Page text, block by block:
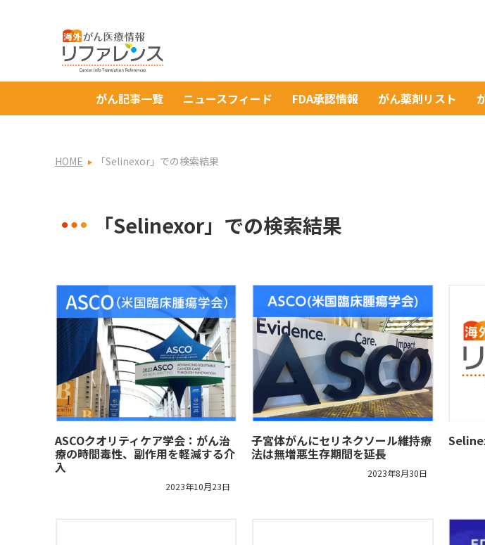
がん記事一覧 ニュースフィード FDA承認情報 がん薬剤リスト
HOME 「Selinexor」での検索結果
「Selinexor」での検索結果
ASCOクオリティケア学会：がん治
療の時間毒性、副作用を軽減する介
入
2023年10月23日
子宮体がんにセリネクソール維持療
法は無増悪生存期間を延長
2023年8月30日